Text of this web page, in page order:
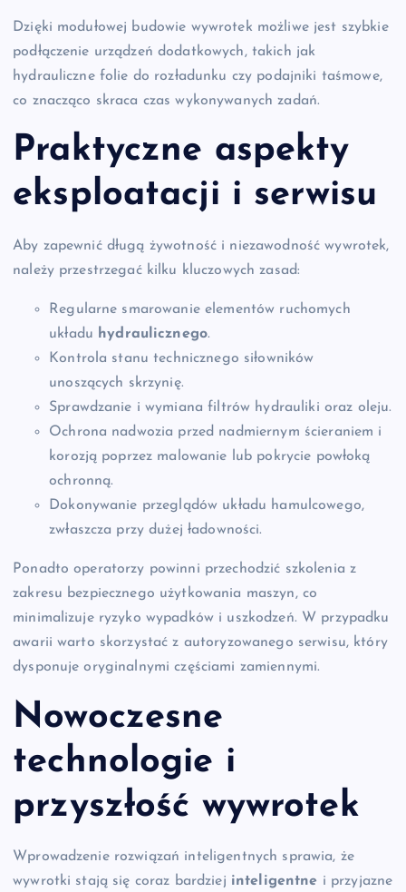
Dzięki modułowej budowie wywrotek możliwe jest szybkie
podłączenie urządzeń dodatkowych, takich jak
hydrauliczne folie do rozładunku czy podajniki taśmowe,
co znacząco skraca czas wykonywanych zadań.
Praktyczne aspekty
eksploatacji i serwisu
Aby zapewnić długą żywotność i niezawodność wywrotek,
należy przestrzegać kilku kluczowych zasad:
Regularne smarowanie elementów ruchomych
układu hydraulicznego.
Kontrola stanu technicznego siłowników
unoszących skrzynię.
Sprawdzanie i wymiana filtrów hydrauliki oraz oleju.
Ochrona nadwozia przed nadmiernym ścieraniem i
korozją poprzez malowanie lub pokrycie powłoką
ochronną.
Dokonywanie przeglądów układu hamulcowego,
zwłaszcza przy dużej ładowności.
Ponadto operatorzy powinni przechodzić szkolenia z
zakresu bezpiecznego użytkowania maszyn, co
minimalizuje ryzyko wypadków i uszkodzeń. W przypadku
awarii warto skorzystać z autoryzowanego serwisu, który
dysponuje oryginalnymi częściami zamiennymi.
Nowoczesne
technologie i
przyszłość wywrotek
Wprowadzenie rozwiązań inteligentnych sprawia, że
wywrotki stają się coraz bardziej inteligentne i przyjazne